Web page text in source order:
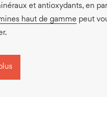
et antioxydants, en
haut de gamme peut